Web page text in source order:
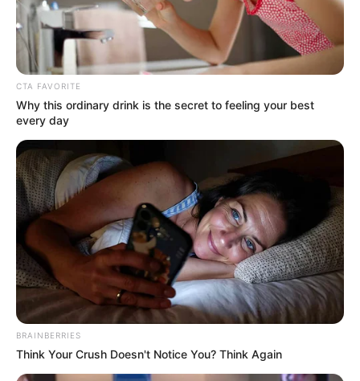
Se robaron otra camioneta en Puente
Aranda: iban a parquear en el garaje y
les salieron con armas de fuego
BRICEÑO - ANTIOQUIA
Camioneta en la que huían
cabecillas del Frente 36 en
Briceño era robada:
terminó incinerada en los
combates
INFRACCIONES DE
CTA FAVORITE
Why this ordinary drink is the secret to feeling your best
every day
BRAINBERRIES
Think Your Crush Doesn't Notice You? Think Again